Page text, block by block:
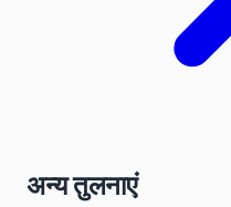
अन्य तुलनाएं